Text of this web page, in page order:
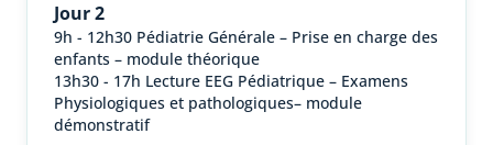
Jour 2
9h - 12h30 Pédiatrie Générale – Prise en charge des
enfants – module théorique
13h30 - 17h Lecture EEG Pédiatrique – Examens
Physiologiques et pathologiques– module
démonstratif